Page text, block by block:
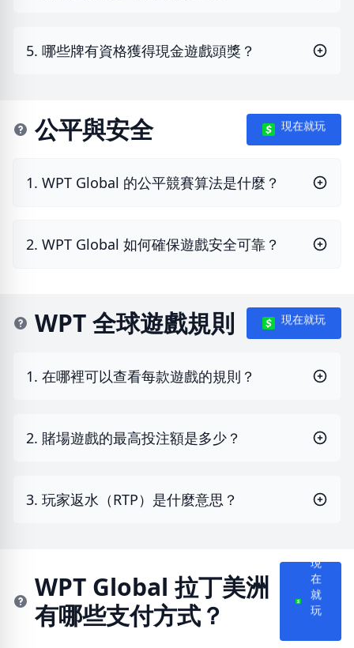
5. 哪些牌有資格獲得現金遊戲頭獎？
公平與安全 現在就玩
1. WPT Global 的公平競賽算法是什麼？
2. WPT Global 如何確保遊戲安全可靠？
WPT 全球遊戲規則 現在就玩
1. 在哪裡可以查看每款遊戲的規則？
2. 賭場遊戲的最高投注額是多少？
3. 玩家返水（RTP）是什麼意思？
WPT Global 拉丁美洲
有哪些支付方式？
現
在
就
玩